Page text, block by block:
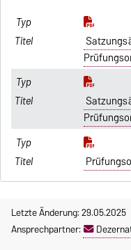
Letzte Änderung: 29.05.2025
Ansprechpartner: